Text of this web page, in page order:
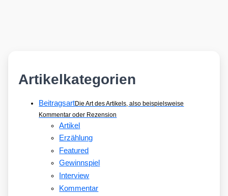
Artikelkategorien
BeitragsartDie Art des Artikels, also beispielsweise
Kommentar oder Rezension
Artikel
Erzählung
Featured
Gewinnspiel
Interview
Kommentar